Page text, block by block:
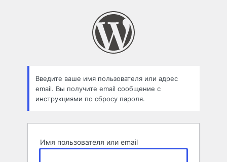
Введите ваше имя пользователя или адрес
email. Вы получите email сообщение с
инструкциями по сбросу пароля.
Имя пользователя или email